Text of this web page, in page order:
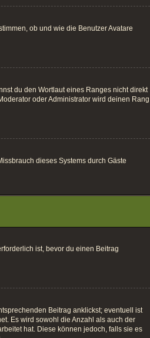
ob und wie die Benutzer Avatare
du den Wortlaut eines Ranges nicht direkt
oder Administrator wird deinen Rang
dieses Systems durch Gäste
ist, bevor du einen Beitrag
Beitrag anklickst; eventuell ist
Es wird sowohl die Anzahl als auch der
hat. Diese können jedoch, falls sie es